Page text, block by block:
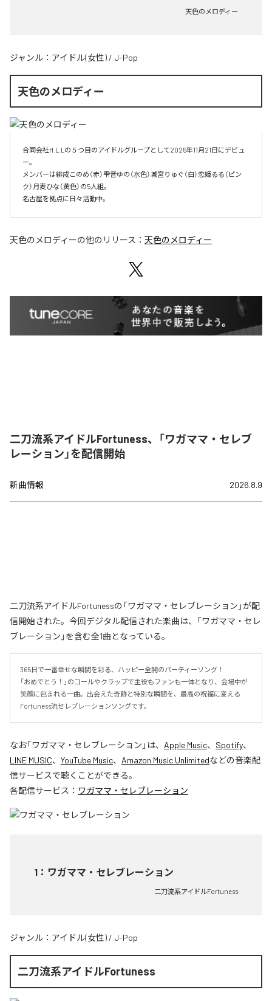
天色のメロディー
ジャンル： アイドル(女性) / J-Pop
天色のメロディー
合同会社H.L.Lの５つ目のアイドルグループとして2025年11月21日にデビュ
ー。
メンバーは緋成このめ（赤）雫音ゆの（水色）城宮りゅぐ（白）恋姫るる（ピン
ク）月麦ひな（黄色）の5人組。
名古屋を拠点に日々活動中。
天色のメロディーの他のリリース： 天色のメロディー
二刀流系アイドルFortuness、「ワガママ・セレブ
レーション」を配信開始
新曲情報 2026.8.9
二刀流系アイドルFortunessの「ワガママ・セレブレーション」が配
信開始された。今回デジタル配信された楽曲は、「ワガママ・セレ
ブレーション」を含む全1曲となっている。
365日で一番幸せな瞬間を彩る、ハッピー全開のパーティーソング！
「おめでとう！」のコールやクラップで主役もファンも一体となり、会場中が
笑顔に包まれる一曲。出会えた奇跡と特別な瞬間を、最高の祝福に変える
Fortuness流セレブレーションソングです。
なお「ワガママ・セレブレーション 」は、 Apple Music、 Spotify、
LINE MUSIC、 YouTube Music、 Amazon Music Unlimitedなどの音楽配
信サービスで聴くことができる。
各配信サービス： ワガママ・セレブレーション
1 ： ワガママ・セレブレーション
二刀流系アイドルFortuness
ジャンル： アイドル(女性) / J-Pop
二刀流系アイドルFortuness